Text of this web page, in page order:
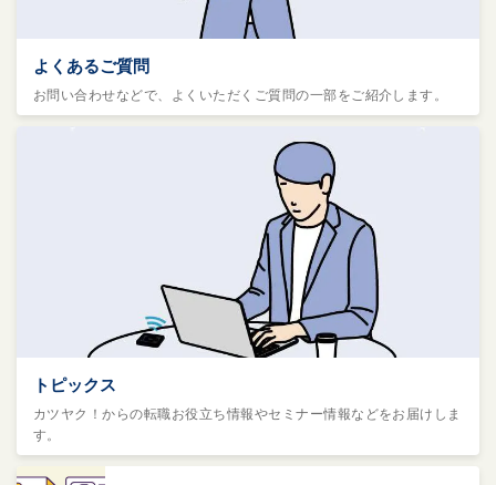
よくあるご質問
お問い合わせなどで、よくいただくご質問の一部をご紹介します。
トピックス
カツヤク！からの転職お役立ち情報やセミナー情報などをお届けしま
す。